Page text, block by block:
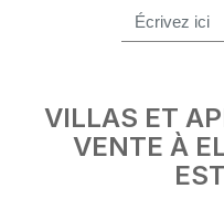
VILLAS ET
VENTE À